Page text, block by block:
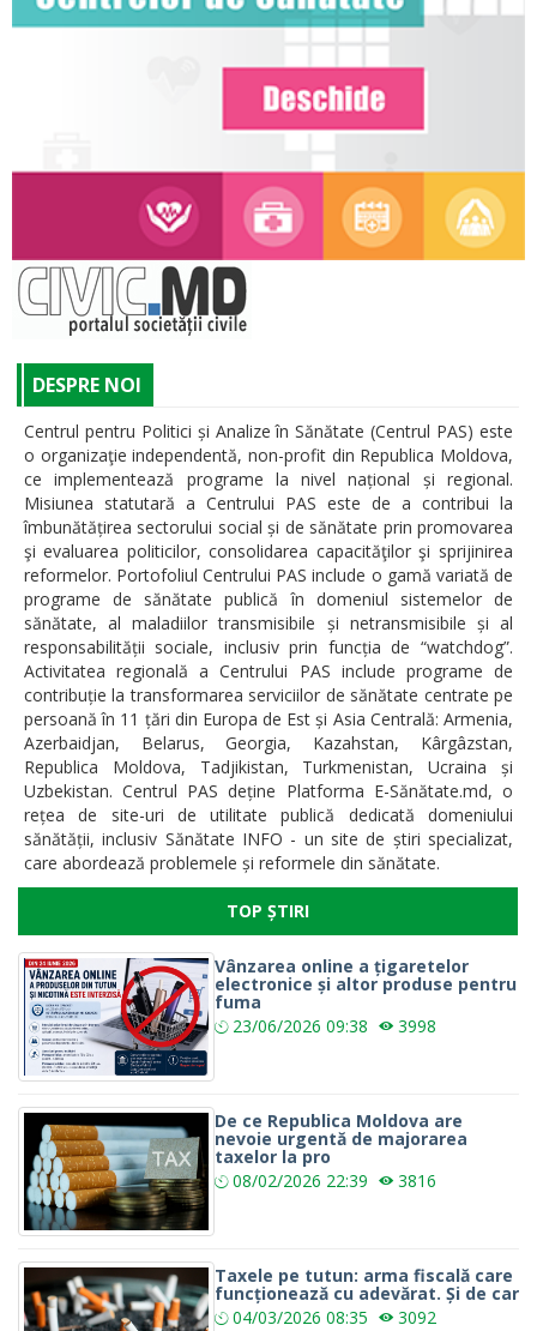
DESPRE NOI
Centrul pentru Politici și Analize în Sănătate (Centrul PAS) este
o organizaţie independentă, non-profit din Republica Moldova,
ce implementează programe la nivel național și regional.
Misiunea statutară a Centrului PAS este de a contribui la
îmbunătățirea sectorului social și de sănătate prin promovarea
şi evaluarea politicilor, consolidarea capacităţilor şi sprijinirea
reformelor. Portofoliul Centrului PAS include o gamă variată de
programe de sănătate publică în domeniul sistemelor de
sănătate, al maladiilor transmisibile și netransmisibile și al
responsabilității sociale, inclusiv prin funcția de “watchdog”.
Activitatea regională a Centrului PAS include programe de
contribuție la transformarea serviciilor de sănătate centrate pe
persoană în 11 țări din Europa de Est și Asia Centrală: Armenia,
Azerbaidjan, Belarus, Georgia, Kazahstan, Kârgâzstan,
Republica Moldova, Tadjikistan, Turkmenistan, Ucraina și
Uzbekistan. Centrul PAS deține Platforma E-Sănătate.md, o
rețea de site-uri de utilitate publică dedicată domeniului
sănătății, inclusiv Sănătate INFO - un site de știri specializat,
care abordează problemele și reformele din sănătate.
TOP ȘTIRI
Vânzarea online a țigaretelor
electronice și altor produse pentru
fuma
23/06/2026 09:38 3998
De ce Republica Moldova are
nevoie urgentă de majorarea
taxelor la pro
08/02/2026 22:39 3816
Taxele pe tutun: arma fiscală care
funcționează cu adevărat. Și de car
04/03/2026 08:35 3092